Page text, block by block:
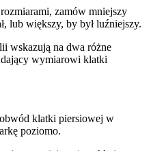
zamów mniejszy
lub większy, by był luźniejszy.
wskazują na dwa różne
wymiarowi klatki
klatki piersiowej w
poziomo.